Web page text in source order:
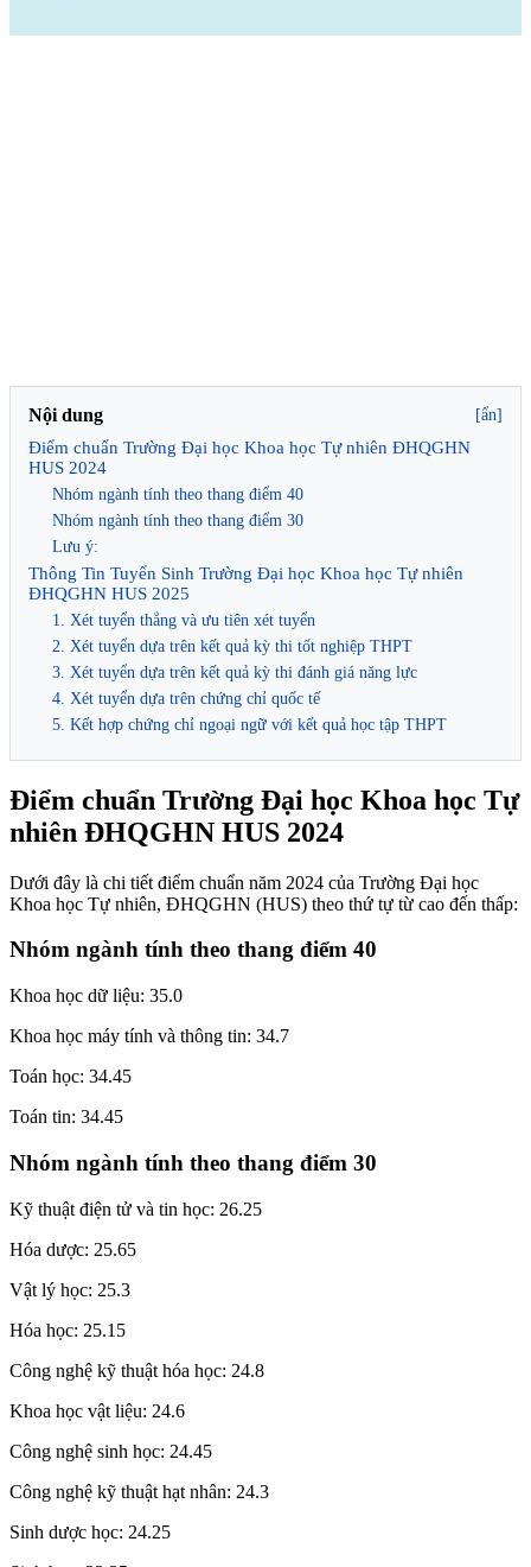
Nội dung [ẩn]
Điểm chuẩn Trường Đại học Khoa học Tự nhiên ĐHQGHN
HUS 2024
Nhóm ngành tính theo thang điểm 40
Nhóm ngành tính theo thang điểm 30
Lưu ý:
Thông Tin Tuyển Sinh Trường Đại học Khoa học Tự nhiên
ĐHQGHN HUS 2025
1. Xét tuyển thẳng và ưu tiên xét tuyển
2. Xét tuyển dựa trên kết quả kỳ thi tốt nghiệp THPT
3. Xét tuyển dựa trên kết quả kỳ thi đánh giá năng lực
4. Xét tuyển dựa trên chứng chỉ quốc tế
5. Kết hợp chứng chỉ ngoại ngữ với kết quả học tập THPT
Điểm chuẩn Trường Đại học Khoa học Tự
nhiên ĐHQGHN HUS 2024
Dưới đây là chi tiết điểm chuẩn năm 2024 của Trường Đại học
Khoa học Tự nhiên, ĐHQGHN (HUS) theo thứ tự từ cao đến thấp:
Nhóm ngành tính theo thang điểm 40
Khoa học dữ liệu: 35.0
Khoa học máy tính và thông tin: 34.7
Toán học: 34.45
Toán tin: 34.45
Nhóm ngành tính theo thang điểm 30
Kỹ thuật điện tử và tin học: 26.25
Hóa dược: 25.65
Vật lý học: 25.3
Hóa học: 25.15
Công nghệ kỹ thuật hóa học: 24.8
Khoa học vật liệu: 24.6
Công nghệ sinh học: 24.45
Công nghệ kỹ thuật hạt nhân: 24.3
Sinh dược học: 24.25